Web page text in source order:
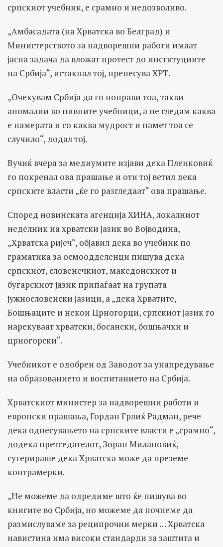
српскиот учебник, е срамно и недозволиво.
„Амбасадата (на Хрватска во Белград) и
Министерството за надворешни работи имаат
јасна задача да вложат протест до институциите
на Србија“, истакнал тој, пренесува ХРТ.
„Очекувам Србија да го поправи тоа, такви
аномалии во нивните учебници, а не гледам каква
е намерата и со каква мудрост и памет тоа се
случило“, додал тој.
Вучиќ вчера за медиумите изјави дека Пленковиќ
го покренал ова прашање и оти тој ветил дека
српските власти „ќе го разгледаат“ ова прашање.
Според новинската агенција ХИНА, локалниот
неделник на хрватски јазик во Војводина,
„Хрватска ријеч“, објавил дека во учебник по
граматика за осмоодделенци пишува дека
српскиот, словенечкиот, македонскиот и
бугарскиот јазик припаѓаат на групата
јужнословенски јазици, а „дека Хрватите,
Бошњаците и некои Црногорци, српскиот јазик го
нарекуваат хрватски, босански, бошњачки и
црногорски“.
Учебникот е одобрен од Заводот за унапредување
на образованието и воспитанието на Србија.
Хрватскиот министер за надворешни работи и
европски прашања, Гордан Грлиќ Радман, рече
дека однесувањето на српските власти е „срамно“,
додека претседателот, Зоран Милановиќ,
сугерираше дека Хрватска може да преземе
контрамерки.
„Не можеме да одредиме што ќе пишува во
книгите во Србија, но можеме да почнеме да
размислуваме за реципрочни мерки … Хрватска
навистина има високи стандарди за заштита и